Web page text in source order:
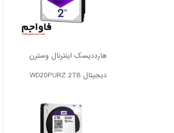
هارددیسک اینترنال وسترن
دیجیتال WD20PURZ 2TB